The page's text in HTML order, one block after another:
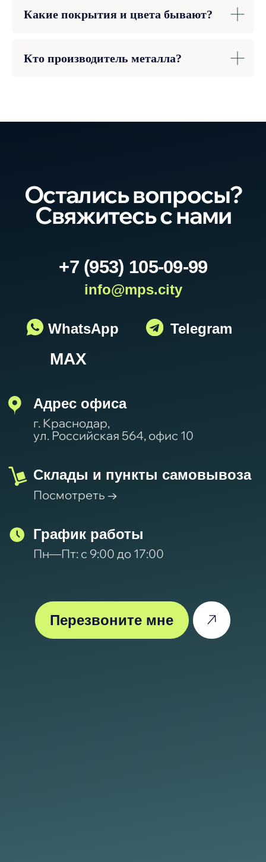
Какие покрытия и цвета бывают?
Кто производитель металла?